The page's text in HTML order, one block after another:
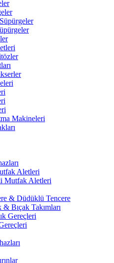
Makineleri
Aletleri
Mutfak Aletleri
& Düdüklü Tencere
Bıçak Takımları
Gereçleri